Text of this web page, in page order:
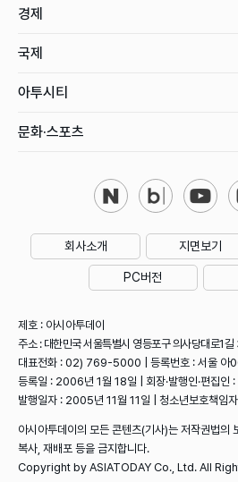
경제
국제
아투시티
문화·스포츠
회사소개 지면보기
PC버전
제호 : 아시아투데이
주소 : 대한민국 서울특별시 영등포구 의사당대로1
대표전화 : 02) 769-5000 | 등록번호 : 서울 아
등록일 : 2006년 1월 18일 | 회장·발행인·편집인 :
발행일자 : 2005년 11월 11일 | 청소년보호책임자
아시아투데이의 모든 콘텐츠(기사)는 저작권법의
복사, 재배포 등을 금지합니다.
Copyright by ASIATODAY Co., Ltd. All